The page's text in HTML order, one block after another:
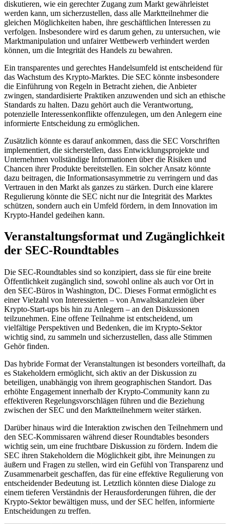
diskutieren, wie ein gerechter Zugang zum Markt gewährleistet
werden kann, um sicherzustellen, dass alle Marktteilnehmer die
gleichen Möglichkeiten haben, ihre geschäftlichen Interessen zu
verfolgen. Insbesondere wird es darum gehen, zu untersuchen, wie
Marktmanipulation und unfairer Wettbewerb verhindert werden
können, um die Integrität des Handels zu bewahren.
Ein transparentes und gerechtes Handelsumfeld ist entscheidend für
das Wachstum des Krypto-Marktes. Die SEC könnte insbesondere
die Einführung von Regeln in Betracht ziehen, die Anbieter
zwingen, standardisierte Praktiken anzuwenden und sich an ethische
Standards zu halten. Dazu gehört auch die Verantwortung,
potenzielle Interessenkonflikte offenzulegen, um den Anlegern eine
informierte Entscheidung zu ermöglichen.
Zusätzlich könnte es darauf ankommen, dass die SEC Vorschriften
implementiert, die sicherstellen, dass Entwicklungsprojekte und
Unternehmen vollständige Informationen über die Risiken und
Chancen ihrer Produkte bereitstellen. Ein solcher Ansatz könnte
dazu beitragen, die Informationsasymmetrie zu verringern und das
Vertrauen in den Markt als ganzes zu stärken. Durch eine klarere
Regulierung könnte die SEC nicht nur die Integrität des Marktes
schützen, sondern auch ein Umfeld fördern, in dem Innovation im
Krypto-Handel gedeihen kann.
Veranstaltungsformat und Zugänglichkeit
der SEC-Roundtables
Die SEC-Roundtables sind so konzipiert, dass sie für eine breite
Öffentlichkeit zugänglich sind, sowohl online als auch vor Ort in
den SEC-Büros in Washington, DC. Dieses Format ermöglicht es
einer Vielzahl von Interessierten – von Anwaltskanzleien über
Krypto-Start-ups bis hin zu Anlegern – an den Diskussionen
teilzunehmen. Eine offene Teilnahme ist entscheidend, um
vielfältige Perspektiven und Bedenken, die im Krypto-Sektor
wichtig sind, zu sammeln und sicherzustellen, dass alle Stimmen
Gehör finden.
Das hybride Format der Veranstaltungen ist besonders vorteilhaft, da
es Stakeholdern ermöglicht, sich aktiv an der Diskussion zu
beteiligen, unabhängig von ihrem geographischen Standort. Das
erhöhte Engagement innerhalb der Krypto-Community kann zu
effektiveren Regelungsvorschlägen führen und die Beziehung
zwischen der SEC und den Marktteilnehmern weiter stärken.
Darüber hinaus wird die Interaktion zwischen den Teilnehmern und
den SEC-Kommissaren während dieser Roundtables besonders
wichtig sein, um eine fruchtbare Diskussion zu fördern. Indem die
SEC ihren Stakeholdern die Möglichkeit gibt, ihre Meinungen zu
äußern und Fragen zu stellen, wird ein Gefühl von Transparenz und
Zusammenarbeit geschaffen, das für eine effektive Regulierung von
entscheidender Bedeutung ist. Letztlich könnten diese Dialoge zu
einem tieferen Verständnis der Herausforderungen führen, die der
Krypto-Sektor bewältigen muss, und der SEC helfen, informierte
Entscheidungen zu treffen.